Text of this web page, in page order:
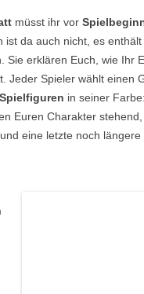
müsst ihr vor
ist da auch nicht, es
Sie erklären Euch, wie Ihr
Jeder Spieler wählt einen
in seiner
Euren Charakter
eine letzte noch längere